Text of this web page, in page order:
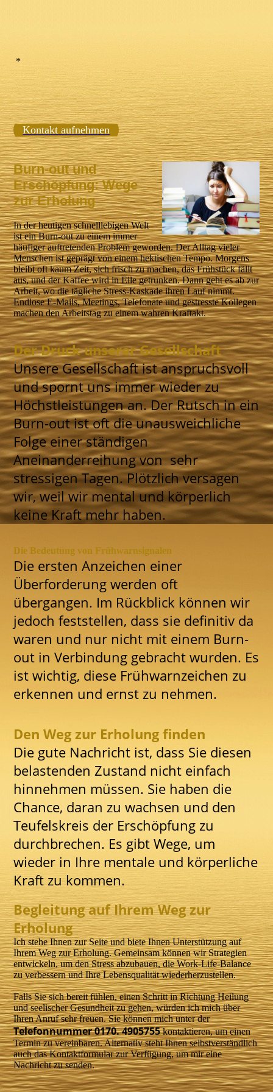
*
Kontakt aufnehmen
Burn-out und
Erschöpfung: Wege
zur Erholung
In der heutigen schnelllebigen Welt
ist ein Burn-out zu einem immer
häufiger auftretenden Problem geworden. Der Alltag vieler
Menschen ist geprägt von einem hektischen Tempo. Morgens
bleibt oft kaum Zeit, sich frisch zu machen, das Frühstück fällt
aus, und der Kaffee wird in Eile getrunken. Dann geht es ab zur
Arbeit, wo die tägliche Stress-Kaskade ihren Lauf nimmt.
Endlose E-Mails, Meetings, Telefonate und gestresste Kollegen
machen den Arbeitstag zu einem wahren Kraftakt.
Der Druck unserer Gesellschaft
Unsere Gesellschaft ist anspruchsvoll
und spornt uns immer wieder zu
Höchstleistungen an. Der Rutsch in ein
Burn-out ist oft die unausweichliche
Folge einer ständigen
Aneinanderreihung von sehr
stressigen Tagen. Plötzlich versagen
wir, weil wir mental und körperlich
keine Kraft mehr haben.
Die Bedeutung von Frühwarnsignalen
Die ersten Anzeichen einer
Überforderung werden oft
übergangen. Im Rückblick können wir
jedoch feststellen, dass sie definitiv da
waren und nur nicht mit einem Burn-
out in Verbindung gebracht wurden. Es
ist wichtig, diese Frühwarnzeichen zu
erkennen und ernst zu nehmen.
Den Weg zur Erholung finden
Die gute Nachricht ist, dass Sie diesen
belastenden Zustand nicht einfach
hinnehmen müssen. Sie haben die
Chance, daran zu wachsen und den
Teufelskreis der Erschöpfung zu
durchbrechen. Es gibt Wege, um
wieder in Ihre mentale und körperliche
Kraft zu kommen.
Begleitung auf Ihrem Weg zur
Erholung
Ich stehe Ihnen zur Seite und biete Ihnen Unterstützung auf
Ihrem Weg zur Erholung. Gemeinsam können wir Strategien
entwickeln, um den Stress abzubauen, die Work-Life-Balance
zu verbessern und Ihre Lebensqualität wiederherzustellen.
Falls Sie sich bereit fühlen, einen Schritt in Richtung Heilung
und seelischer Gesundheit zu gehen, würden ich mich über
Ihren Anruf sehr freuen. Sie können mich unter der
Telefonnummer 0170. 4905755kontaktieren, um einen
Termin zu vereinbaren. Alternativ steht Ihnen selbstverständlich
auch das Kontaktformular zur Verfügung, um mir eine
Nachricht zu senden.